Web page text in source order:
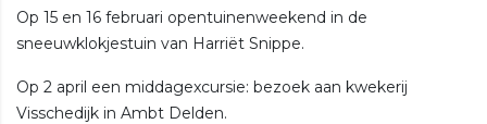
Op 15 en 16 februari opentuinenweekend in de
sneeuwklokjestuin van Harriët Snippe.
Op 2 april een middagexcursie: bezoek aan kwekerij
Visschedijk in Ambt Delden.